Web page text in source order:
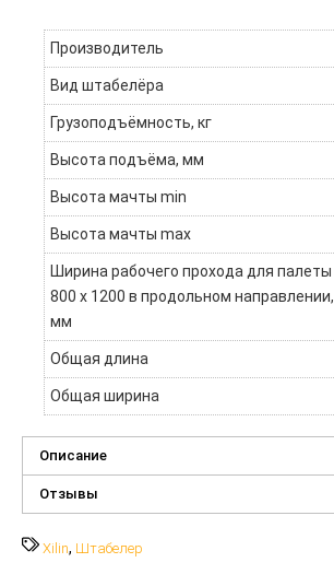
Производитель
Вид штабелёра
Грузоподъёмность, кг
Высота подъёма, мм
Высота мачты min
Высота мачты max
Ширина рабочего прохода для палеты
800 x 1200 в продольном направлении,
мм
Общая длина
Общая ширина
Описание
Отзывы
Xilin, Штабелер